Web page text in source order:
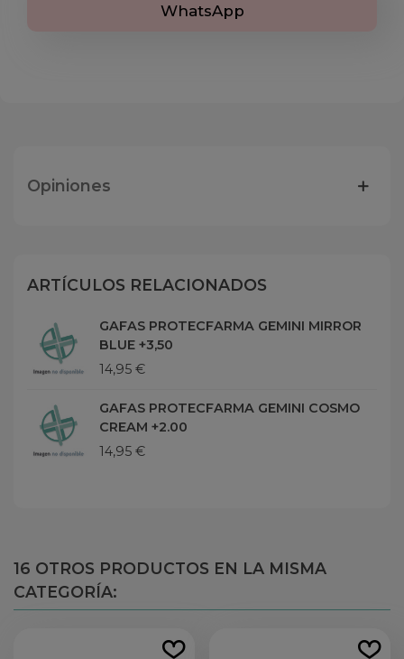
WhatsApp
Opiniones
ARTÍCULOS RELACIONADOS
GAFAS PROTECFARMA GEMINI MIRROR
BLUE +3,50
14,95 €
GAFAS PROTECFARMA GEMINI COSMO
CREAM +2.00
14,95 €
16 OTROS PRODUCTOS EN LA MISMA
CATEGORÍA: